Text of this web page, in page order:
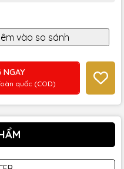
NGAY
quốc (COD)